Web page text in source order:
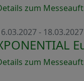
zum
- 18.03.2027
zum